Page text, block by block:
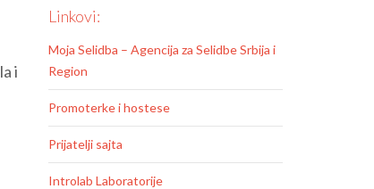
i
Linkovi:
Moja Selidba – Agencija za Selidbe Srbija i
Region
Promoterke i hostese
Prijatelji sajta
Introlab Laboratorije